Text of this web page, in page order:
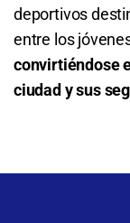
Total de Goles -
1.06
Total de Tarjetas -
deportivos
entre los
convirtiéndose
ciudad y sus